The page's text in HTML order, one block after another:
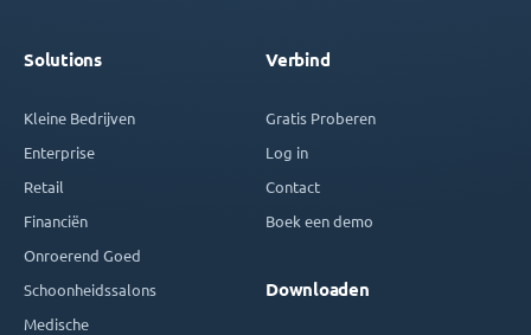
Solutions
Kleine Bedrijven
Enterprise
Retail
Financiën
Onroerend Goed
Schoonheidssalons
Medische
Verbind
Gratis Proberen
Log in
Contact
Boek een demo
Downloaden